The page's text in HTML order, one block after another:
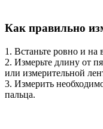
Как правильно
1. Встаньте ровно и на
2. Измерьте длину от
или измерительной
3. Измерить
пальца.